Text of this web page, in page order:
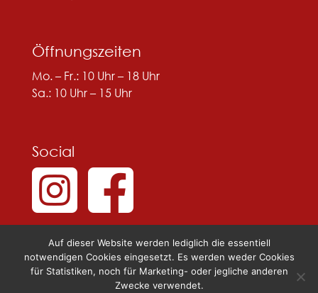
Öffnungszeiten
Mo. – Fr.: 10 Uhr – 18 Uhr
Sa.: 10 Uhr – 15 Uhr
Social
Auf dieser Website werden lediglich die essentiell
notwendigen Cookies eingesetzt. Es werden weder Cookies
für Statistiken, noch für Marketing- oder jegliche anderen
Zwecke verwendet.